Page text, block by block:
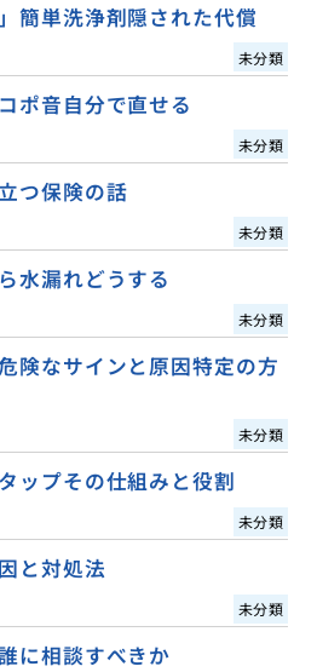
簡単洗浄剤隠された代償
未分類
ポ音自分で直せる
未分類
つ保険の話
未分類
水漏れどうする
未分類
険なサインと原因特定の方
未分類
ップその仕組みと役割
未分類
と対処法
未分類
に相談すべきか